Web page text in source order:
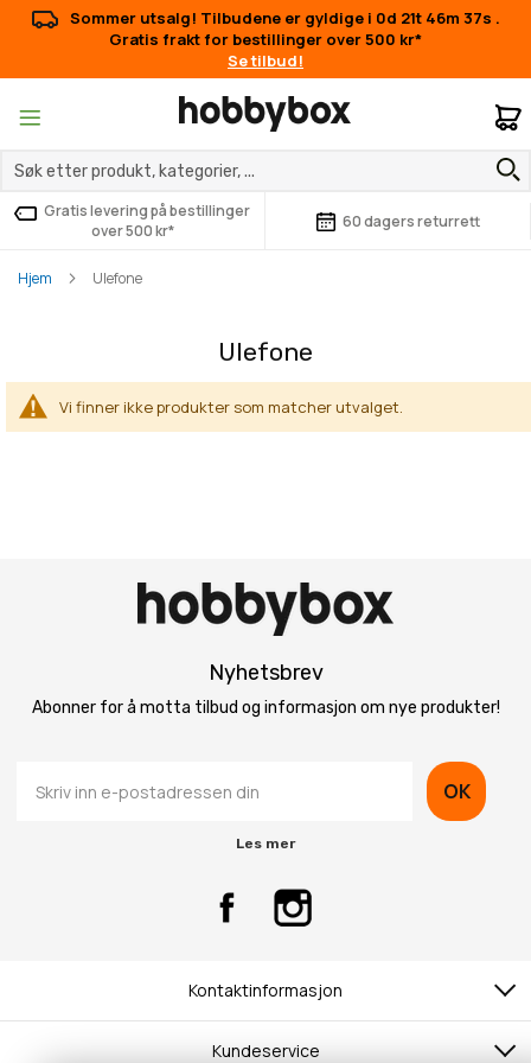
Sommer utsalg! Tilbudene er gyldige i 0d 21t 46m 37s .
Gratis frakt for bestillinger over 500 kr*
Se tilbud!
Gratis levering på bestillinger
over 500 kr*
60 dagers returrett
Hjem Ulefone
Ulefone
Vi finner ikke produkter som matcher utvalget.
Nyhetsbrev
Abonner for å motta tilbud og informasjon om nye produkter!
OK
Les mer
Kontaktinformasjon
Kundeservice